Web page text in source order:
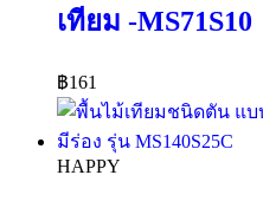
เทียม -MS71S10
฿161
HAPPY